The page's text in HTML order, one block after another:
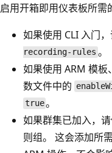
启用开箱即用仪表板所需
如果使用 CLI 入门
recording-rules 。
如果使用 ARM 模
数文件中的
true。
如果群集已加入，
则组。 这会添加所